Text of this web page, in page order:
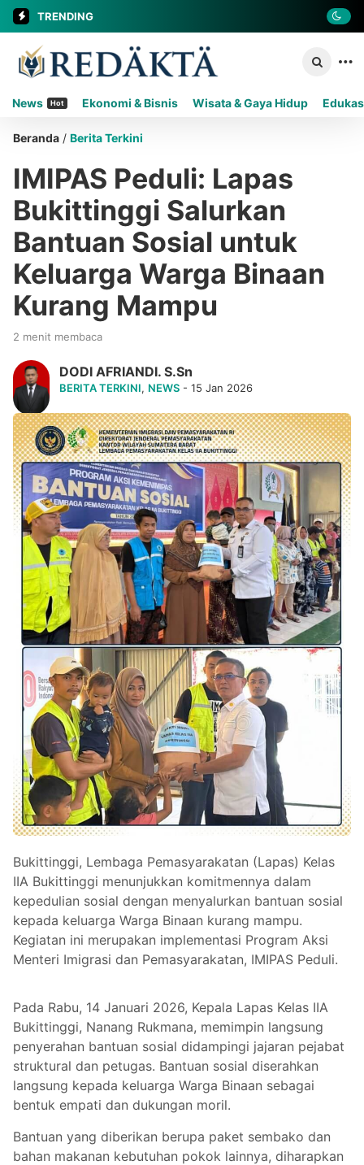
TRENDING
News Hot Ekonomi & Bisnis Wisata & Gaya Hidup
Beranda / Berita Terkini
IMIPAS Peduli: Lapas
Bukittinggi Salurkan
Bantuan Sosial untuk
Keluarga Warga Binaan
Kurang Mampu
2 menit membaca
DODI AFRIANDI. S.Sn
BERITA TERKINI, NEWS - 15 Jan 2026
Bukittinggi, Lembaga Pemasyarakatan (Lapas) Kelas
IIA Bukittinggi menunjukkan komitmennya dalam
kepedulian sosial dengan menyalurkan bantuan sosial
kepada keluarga Warga Binaan kurang mampu.
Kegiatan ini merupakan implementasi Program Aksi
Menteri Imigrasi dan Pemasyarakatan, IMIPAS Peduli.
Pada Rabu, 14 Januari 2026, Kepala Lapas Kelas IIA
Bukittinggi, Nanang Rukmana, memimpin langsung
penyerahan bantuan sosial didampingi jajaran pejabat
struktural dan petugas. Bantuan sosial diserahkan
langsung kepada keluarga Warga Binaan sebagai
bentuk empati dan dukungan moril.
Bantuan yang diberikan berupa paket sembako dan
bahan makanan kebutuhan pokok lainnya, diharapkan